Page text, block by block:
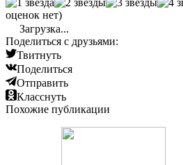
оценок нет)
Загрузка...
Поделиться с друзьями:
Твитнуть
Поделиться
Отправить
Класснуть
Похожие публикации